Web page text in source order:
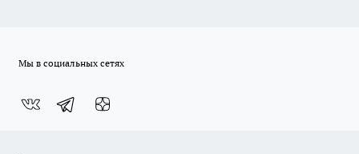
Мы в социальных сетях